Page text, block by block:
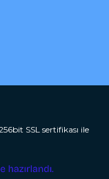
SSL sertifikası ile